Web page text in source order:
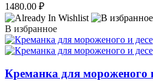
1480.00 ₽
В избранное
Креманка для мороженого